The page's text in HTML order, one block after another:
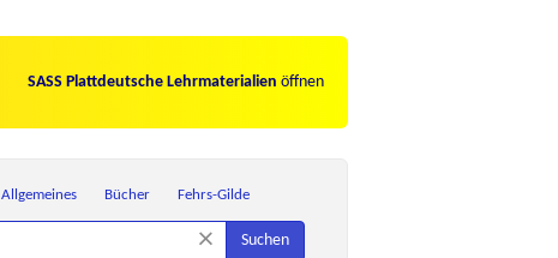
SASS Plattdeutsche Lehrmaterialien öffnen
Allgemeines Bücher Fehrs-Gilde
× Suchen